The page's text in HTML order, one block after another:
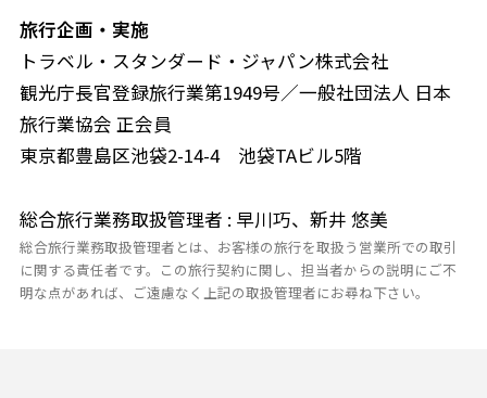
旅行企画・実施
トラベル・スタンダード・ジャパン株式会社
観光庁長官登録旅行業第1949号／一般社団法人 日本
旅行業協会 正会員
東京都豊島区池袋2-14-4 池袋TAビル5階
総合旅行業務取扱管理者 : 早川巧、新井 悠美
総合旅行業務取扱管理者とは、お客様の旅行を取扱う営業所での取引
に関する責任者です。この旅行契約に関し、担当者からの説明にご不
明な点があれば、ご遠慮なく上記の取扱管理者にお尋ね下さい。